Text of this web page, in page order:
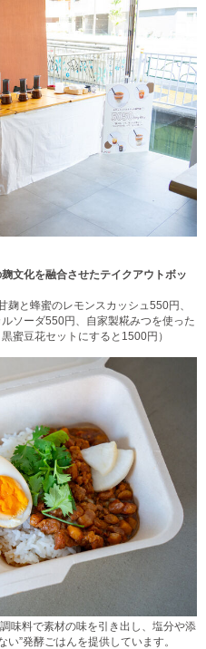
文化を融合させたテイクアウトボッ
麹と蜂蜜のレモンスカッシュ550円、
ソーダ550円、自家製糀みつを使った
蜜豆花セットにすると1500円）
味料で素材の味を引き出し、塩分や添
”発酵ごはんを提供しています。